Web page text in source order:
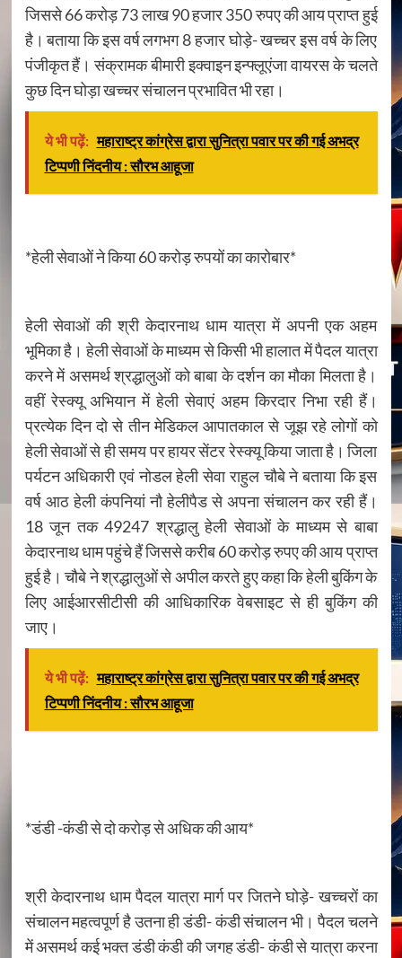
जिससे 66 करोड़ 73 लाख 90 हजार 350 रुपए की आय प्राप्त हुई
है। बताया कि इस वर्ष लगभग 8 हजार घोड़े- खच्चर इस वर्ष के लिए
पंजीकृत हैं। संक्रामक बीमारी इक्वाइन इन्फ्लूएंजा वायरस के चलते
कुछ दिन घोड़ा खच्चर संचालन प्रभावित भी रहा।
ये भी पढ़ें: महाराष्ट्र कांग्रेस द्वारा सुनित्रा पवार पर की गई अभद्र
टिप्पणी निंदनीय : सौरभ आहूजा
*हेली सेवाओं ने किया 60 करोड़ रुपयों का कारोबार*
हेली सेवाओं की श्री केदारनाथ धाम यात्रा में अपनी एक अहम
भूमिका है। हेली सेवाओं के माध्यम से किसी भी हालात में पैदल यात्रा
करने में असमर्थ श्रद्धालुओं को बाबा के दर्शन का मौका मिलता है।
वहीं रेस्क्यू अभियान में हेली सेवाएं अहम किरदार निभा रही हैं।
प्रत्येक दिन दो से तीन मेडिकल आपातकाल से जूझ रहे लोगों को
हेली सेवाओं से ही समय पर हायर सेंटर रेस्क्यू किया जाता है। जिला
पर्यटन अधिकारी एवं नोडल हेली सेवा राहुल चौबे ने बताया कि इस
वर्ष आठ हेली कंपनियां नौ हेलीपैड से अपना संचालन कर रही हैं।
18 जून तक 49247 श्रद्धालु हेली सेवाओं के माध्यम से बाबा
केदारनाथ धाम पहुंचे हैं जिससे करीब 60 करोड़ रुपए की आय प्राप्त
हुई है। चौबे ने श्रद्धालुओं से अपील करते हुए कहा कि हेली बुकिंग के
लिए आईआरसीटीसी की आधिकारिक वेबसाइट से ही बुकिंग की
जाए।
ये भी पढ़ें: महाराष्ट्र कांग्रेस द्वारा सुनित्रा पवार पर की गई अभद्र
टिप्पणी निंदनीय : सौरभ आहूजा
*डंडी -कंडी से दो करोड़ से अधिक की आय*
श्री केदारनाथ धाम पैदल यात्रा मार्ग पर जितने घोड़े- खच्चरों का
संचालन महत्वपूर्ण है उतना ही डंडी- कंडी संचालन भी। पैदल चलने
में असमर्थ कई भक्त डंडी कंडी की जगह डंडी- कंडी से यात्रा करना